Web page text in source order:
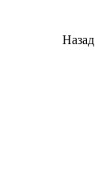
Назад